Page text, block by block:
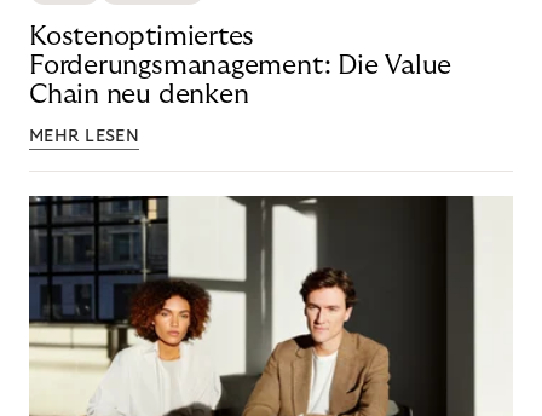
Kostenoptimiertes
Forderungsmanagement: Die Value
Chain neu denken
MEHR LESEN